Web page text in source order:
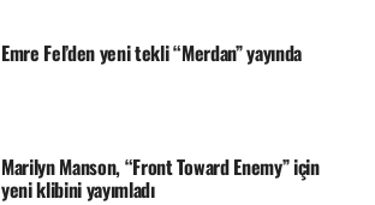
Emre Fel’den yeni tekli “Merdan” yayında
Marilyn Manson, “Front Toward Enemy” için
yeni klibini yayımladı